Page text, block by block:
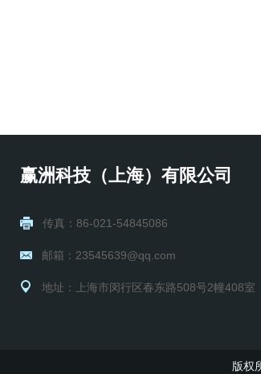
赢洲科技（上海）有限公司
传真：86-021-54845086
邮箱：23545639@qq.com
地址：上海市闵行区春东路508号2幢408室
版权